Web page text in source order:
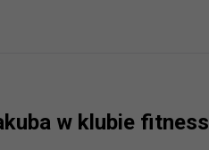
w klubie fitness